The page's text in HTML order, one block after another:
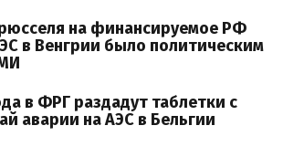
на финансируемое РФ
в Венгрии было политическим
в ФРГ раздадут таблетки с
аварии на АЭС в Бельгии